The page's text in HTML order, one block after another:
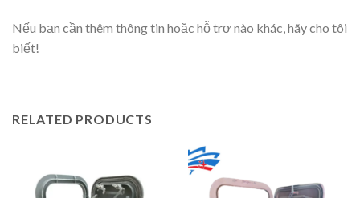
Nếu bạn cần thêm thông tin hoặc hỗ trợ nào khác, hãy cho tôi
biết!
RELATED PRODUCTS